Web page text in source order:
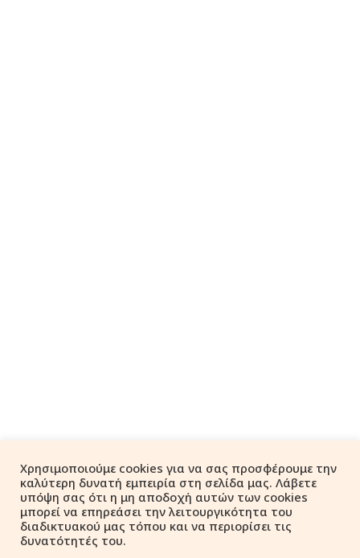
Χρησιμοποιούμε cookies για να σας προσφέρουμε την
καλύτερη δυνατή εμπειρία στη σελίδα μας. Λάβετε
υπόψη σας ότι η μη αποδοχή αυτών των cookies
μπορεί να επηρεάσει την λειτουργικότητα του
διαδικτυακού μας τόπου και να περιορίσει τις
δυνατότητές του.